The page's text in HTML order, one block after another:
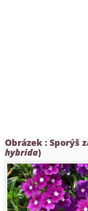
Obrázek : Sporýš
hybrida)